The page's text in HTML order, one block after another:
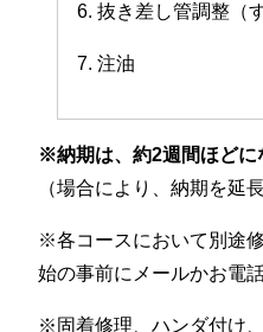
6. 抜き差し管調整（
7. 注油
※納期は、約2週間ほどに
（場合により、納期を延
※各コースにおいて別途
始の事前にメールかお電
※固着修理、ハンダ付け